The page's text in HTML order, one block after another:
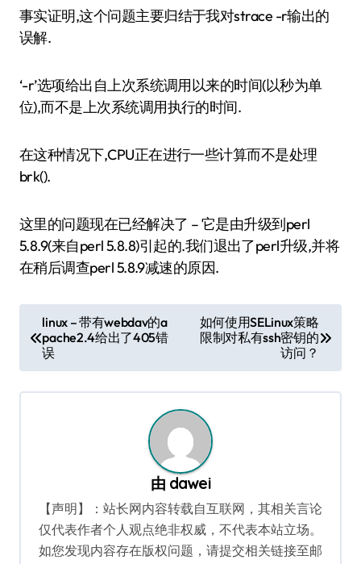
事实证明,这个问题主要归结于我对strace -r输出的
误解.
‘-r’选项给出自上次系统调用以来的时间(以秒为单
位),而不是上次系统调用执行的时间.
在这种情况下,CPU正在进行一些计算而不是处理
brk().
这里的问题现在已经解决了 – 它是由升级到perl
5.8.9(来自perl 5.8.8)引起的.我们退出了perl升级,并将
在稍后调查perl 5.8.9减速的原因.
章
导
航
linux – 带有webdav的a
pache2.4给出了405错
误
如何使用SELinux策略
限制对私有ssh密钥的
访问？
由 dawei
【声明】：站长网内容转载自互联网，其相关言论
仅代表作者个人观点绝非权威，不代表本站立场。
如您发现内容存在版权问题，请提交相关链接至邮